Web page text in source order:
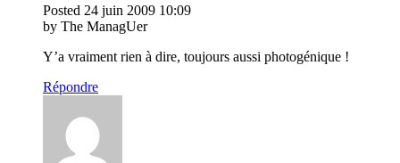
Posted 24 juin 2009 10:09
by The ManagUer
Y’a vraiment rien à dire, toujours aussi photogénique !
Répondre